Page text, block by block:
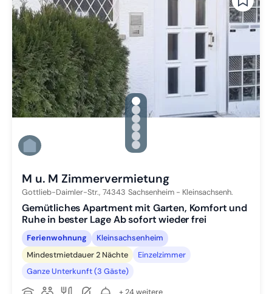
gallery.slide_selector
Zu Slide 1 wechseln
Zu Slide 2 wechseln
Zu Slide 3 wechseln
Zu Slide 4 wechseln
Zu Slide 5 wechseln
Zu Slide 6 wechseln
M u. M Zimmervermietung
Gottlieb-Daimler-Str., 74343 Sachsenheim - Kleinsachsenh.
Gemütliches Apartment mit Garten, Komfort und
Ruhe in bester Lage Ab sofort wieder frei
Ferienwohnung
Kleinsachsenheim
Mindestmietdauer 2 Nächte
Einzelzimmer
Ganze Unterkunft (3 Gäste)